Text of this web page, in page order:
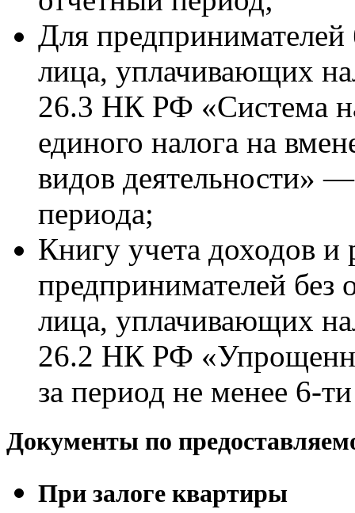
Для предпринимателей
лица, уплачивающих
26.3 НК РФ «Система
единого налога на
видов деятельности»
периода;
Книгу учета доходов и
предпринимателей без
лица, уплачивающих
26.2 НК РФ
за период не менее 6-
Документы по
При залоге квартиры